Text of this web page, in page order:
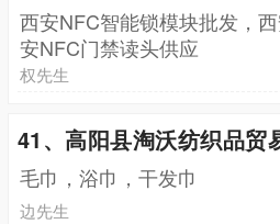
西安NFC智能锁模块批发，
安NFC门禁读头供应
权先生
41、高阳县淘沃纺织品贸
毛巾，浴巾，干发巾
边先生